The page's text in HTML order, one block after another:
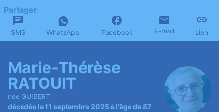
Partager
SMS WhatsApp Facebook E-mail Lien
Marie-Thérèse
RATOUIT
née GUIBERT
décédée le 11 septembre 2025 à l'âge de 87